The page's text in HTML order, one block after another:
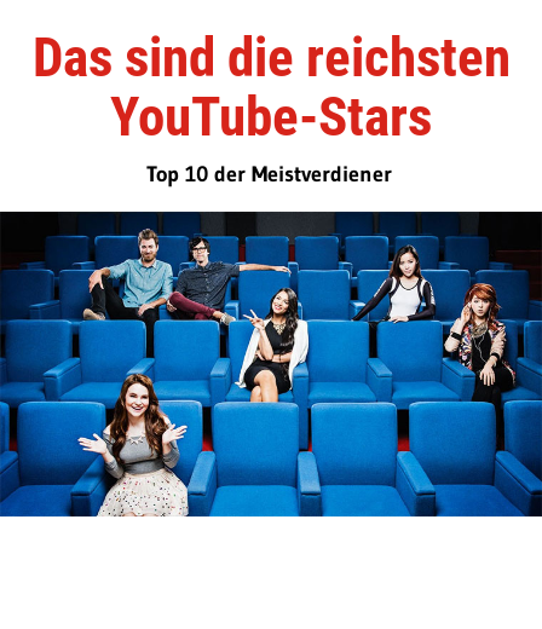
Das sind die reichsten
YouTube-Stars
Top 10 der Meistverdiener